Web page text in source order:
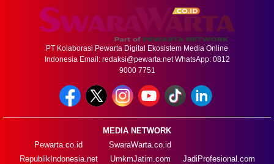
PT Kolaborasi Pewarta Digital Ekosistem Media Online
Indonesia Email: redaksi@pewarta.netWhatsApp: 0812
9000 7751
MEDIA NETWORK
Pewarta.co.id
RepublikIndonesia.net
SwaraWarta.co.id
UmkmJatim.com
JadiProfesional.com